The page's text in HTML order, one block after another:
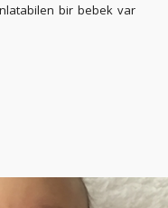
anlatabilen bir bebek var